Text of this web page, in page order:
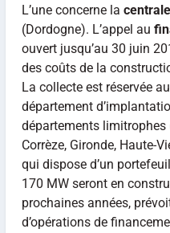
L’une concerne la
(Dordogne). L’appel au
ouvert jusqu’au 30 juin
des coûts de la
La collecte est réservée
département
départements limitrophes
Corrèze, Gironde, Haute-
qui dispose d’un
170 MW seront en
prochaines années,
d’opérations de